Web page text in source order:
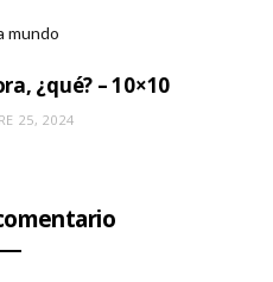
¿qué? – 10×10
25, 2024